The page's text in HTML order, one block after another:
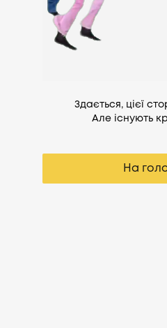
Здається, цієї
Але існують
На